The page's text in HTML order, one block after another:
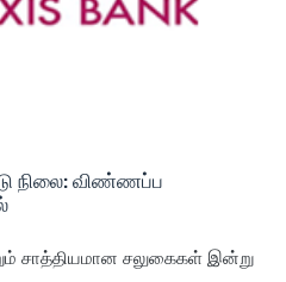
நிலை: விண்ணப்ப
சாத்தியமான சலுகைகள் இன்று